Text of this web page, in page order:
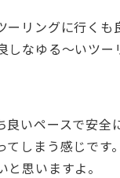
リングに行く
なゆる～いツー
いペースで安全
しまう感じです。
思いますよ。